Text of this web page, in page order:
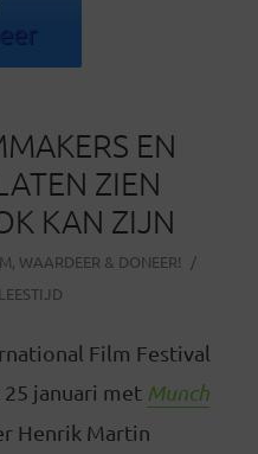
EN
ZIEN
KAN ZIJN
, WAARDEER & DONEER!
Film Festival
januari met Munch
Henrik Martin